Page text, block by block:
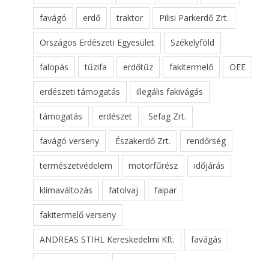
favágó erdő traktor Pilisi Parkerdő Zrt.
Országos Erdészeti Egyesület Székelyföld
falopás tűzifa erdőtűz fakitermelő OEE
erdészeti támogatás illegális fakivágás
támogatás erdészet Sefag Zrt.
favágó verseny Északerdő Zrt. rendőrség
természetvédelem motorfűrész időjárás
klímaváltozás fatolvaj faipar
fakitermelő verseny
ANDREAS STIHL Kereskedelmi Kft. favágás